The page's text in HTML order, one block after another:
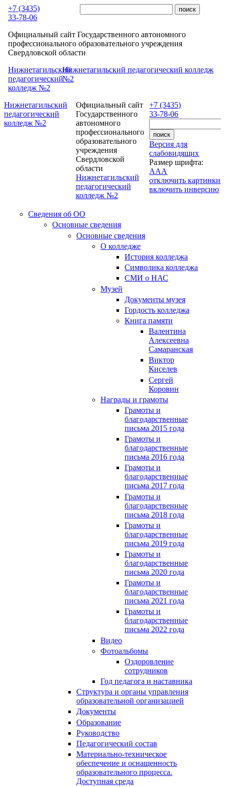
Перейти к основному содержанию
+7 (3435)
33-78-06
Официальный сайт Государственного автономного
профессионального образовательного учреждения
Свердловской области
Нижнетагильский
педагогический
колледж №2
Нижнетагильский педагогический колледж
№2
Нижнетагильский
педагогический
колледж №2
+7 (3435)
33-78-06
Версия для
слабовидящих
Размер шрифта:
AAA
отключить картинки
включить инверсию
Официальный сайт
Государственного
автономного
профессионального
образовательного
учреждения
Свердловской
области
Нижнетагильский
педагогический
колледж №2
Сведения об ОО
Основные сведения
Основные сведения
О колледже
История колледжа
Символика колледжа
СМИ о НАС
Музей
Документы музея
Гордость колледжа
Книга памяти
Валентина
Алексеевна
Самаранская
Виктор
Киселев
Сергей
Коровин
Награды и грамоты
Грамоты и
благодарственные
письма 2015 года
Грамоты и
благодарственные
письма 2016 года
Грамоты и
благодарственные
письма 2017 года
Грамоты и
благодарственные
письма 2018 года
Грамоты и
благодарственные
письма 2019 года
Грамоты и
благодарственные
письма 2020 года
Грамоты и
благодарственные
письма 2021 года
Грамоты и
благодарственные
письма 2022 года
Видео
Фотоальбомы
Оздоровление
сотрудников
Год педагога и наставника
Структура и органы управления
образовательной организацией
Документы
Образование
Руководство
Педагогический состав
Материально-техническое
обеспечение и оснащенность
образовательного процесса.
Доступная среда